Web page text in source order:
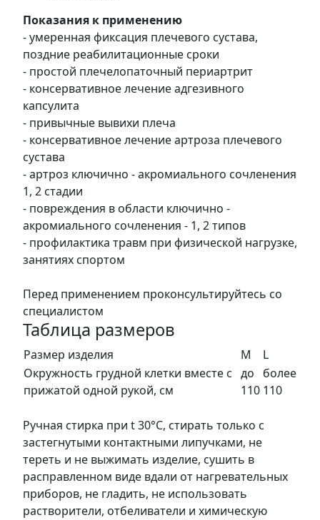
Показания к применению
- умеренная фиксация плечевого сустава,
поздние реабилитационные сроки
- простой плечелопаточный периартрит
- консервативное лечение адгезивного
капсулита
- привычные вывихи плеча
- консервативное лечение артроза плечевого
сустава
- артроз ключично - акромиального сочленения
1, 2 стадии
- повреждения в области ключично -
акромиального сочленения - 1, 2 типов
- профилактика травм при физической нагрузке,
занятиях спортом
Перед применением проконсультируйтесь со
специалистом
Таблица размеров
Размер изделия M
L
Окружность грудной клетки вместе с
прижатой одной рукой, см
до
110
более
110
Ручная стирка при t 30°С, стирать только с
застегнутыми контактными липучками, не
тереть и не выжимать изделие, сушить в
расправленном виде вдали от нагревательных
приборов, не гладить, не использовать
растворители, отбеливатели и химическую